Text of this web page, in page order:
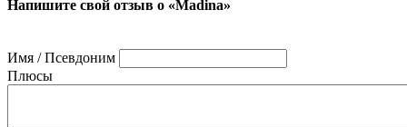
Напишите свой отзыв о «Madina»
Имя / Псевдоним
Плюсы